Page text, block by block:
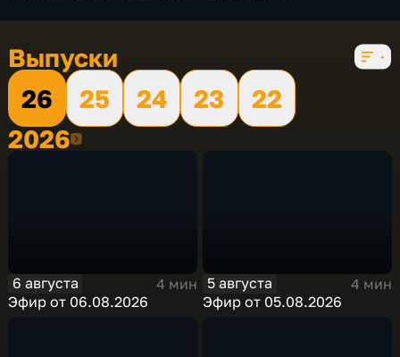
Выпуски
26
25 24 23
22
20262026
6 августа
4 мин
Эфир от 06.08.2026
5 августа
4 мин
Эфир от 05.08.2026